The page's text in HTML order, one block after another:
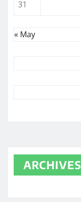
31
« May
ARCHIVES